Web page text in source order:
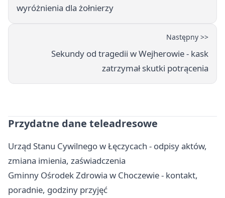
wyróżnienia dla żołnierzy
Następny >>
Sekundy od tragedii w Wejherowie - kask
zatrzymał skutki potrącenia
Przydatne dane teleadresowe
Urząd Stanu Cywilnego w Łęczycach - odpisy aktów,
zmiana imienia, zaświadczenia
Gminny Ośrodek Zdrowia w Choczewie - kontakt,
poradnie, godziny przyjęć